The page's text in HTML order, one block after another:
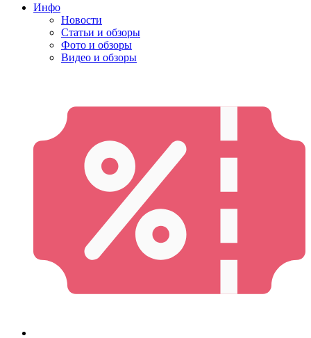
Инфо
Новости
Статьи и обзоры
Фото и обзоры
Видео и обзоры